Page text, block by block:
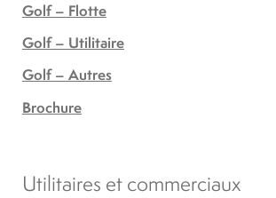
Golf – Flotte
Golf – Utilitaire
Golf – Autres
Brochure
Utilitaires et commerciaux